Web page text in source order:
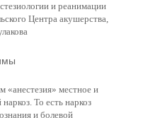
и реанимации
Центра акушерства,
«анестезия» местное и
То есть наркоз
и болевой